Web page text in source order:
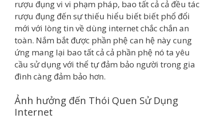
rượu đụng vi vi phạm pháp, bao tất cả cả đều tác
rượu đụng đến sự thiếu hiểu biết biết phổ đổi
mới với lòng tin về dùng internet chắc chắn an
toàn. Nắm bắt được phần phệ can hệ này cung
ứng mang lại bao tất cả cả phần phệ nó ta yêu
cầu sử dụng với thể tự đảm bảo người trong gia
đình càng đảm bảo hơn.
Ảnh hưởng đến Thói Quen Sử Dụng
Internet